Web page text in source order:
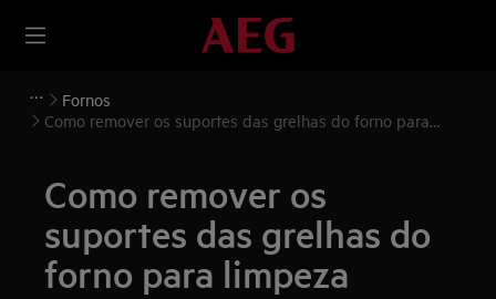
Fornos
Como remover os suportes das grelhas do forno para
Como remover os
suportes das grelhas do
forno para limpeza